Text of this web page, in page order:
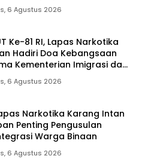
6 Agustus 2026
Ke-81 RI, Lapas Narkotika
Hadiri Doa Kebangsaan
Kementerian Imigrasi dan
6 Agustus 2026
Narkotika Karang Intan
Penting Pengusulan
Warga Binaan
6 Agustus 2026